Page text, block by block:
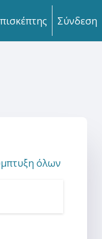
Σύνδεση
όλων